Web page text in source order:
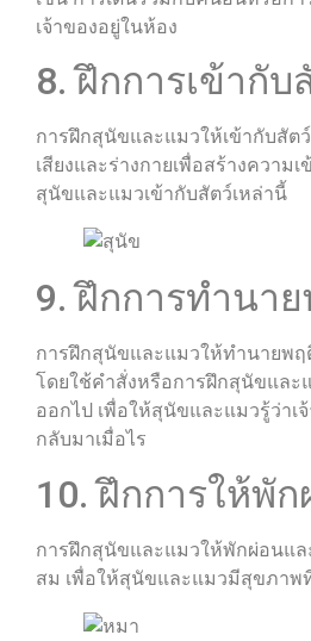
เจ้าของอยู่ในห้อง
8. ฝึกการเข้ากั
การฝึกสุนัขและแมวให้เข้ากับสัต
เสียงและร่างกายเพื่อสร้างความ
สุนัขและแมวเข้ากับสัตว์เหล่านี้
9. ฝึกการทำนา
การฝึกสุนัขและแมวให้ทำนายพฤ
โดยใช้คำสั่งหรือการฝึกสุนัขและ
ออกไป เพื่อให้สุนัขและแมวรู้ว่าเ
กลับมาเมื่อไร
10. ฝึกการให้พั
การฝึกสุนัขและแมวให้พักผ่อนแ
สม เพื่อให้สุนัขและแมวมีสุขภา